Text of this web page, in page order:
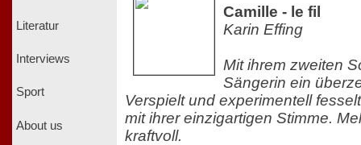
Literatur
Interviews
Sport
About us
Camille - le fil
Karin Effing
Mit ihrem zweiten
Sängerin ein
Verspielt und experimentell
mit ihrer einzigartigen Stimme.
kraftvoll.